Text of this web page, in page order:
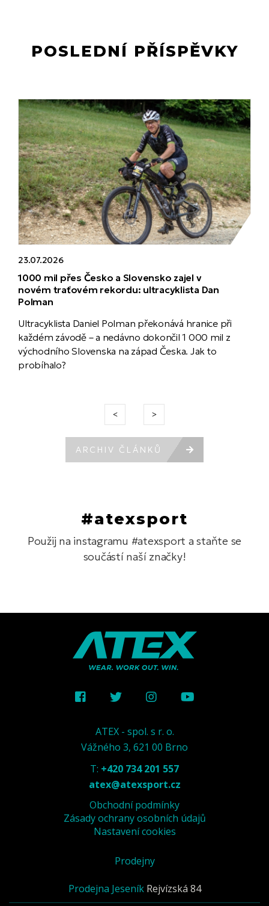
POSLEDNÍ PŘÍSPĚVKY
23.07.2026
1000 mil přes Česko a Slovensko zajel v
novém traťovém rekordu: ultracyklista Dan
Polman
Ultracyklista Daniel Polman překonává hranice při
každém závodě – a nedávno dokončil 1 000 mil z
východního Slovenska na západ Česka. Jak to
probíhalo?
ARCHIV ČLÁNKŮ
#atexsport
Použij na instagramu #atexsport a staňte se
součástí naší značky!
ATEX - spol. s r. o.
Vážného 3, 621 00 Brno
T: +420 734 201 557
atex@atexsport.cz
Obchodní podmínky
Zásady ochrany osobních údajů
Nastavení cookies
Prodejny
Prodejna Jeseník Rejvízská 84